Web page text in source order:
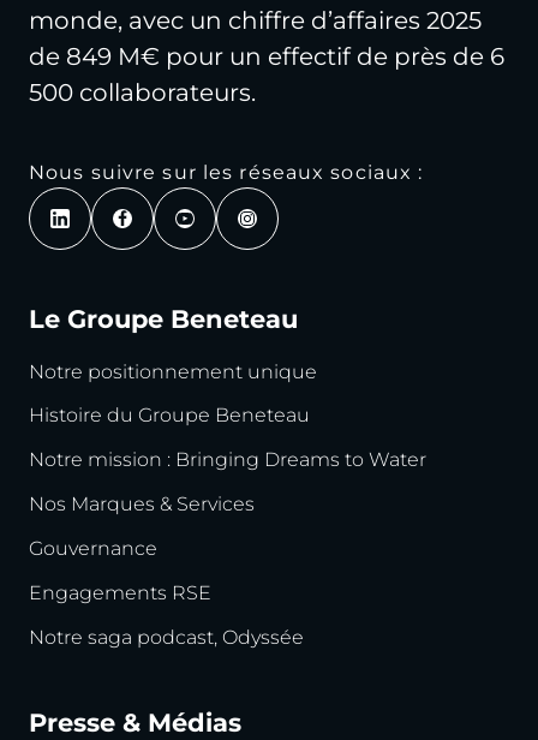
monde, avec un chiffre d’affaires 2025
de 849 M€ pour un effectif de près de 6
500 collaborateurs.
Nous suivre sur les réseaux sociaux :
Le Groupe Beneteau
Notre positionnement unique
Histoire du Groupe Beneteau
Notre mission : Bringing Dreams to Water
Nos Marques & Services
Gouvernance
Engagements RSE
Notre saga podcast, Odyssée
Presse & Médias